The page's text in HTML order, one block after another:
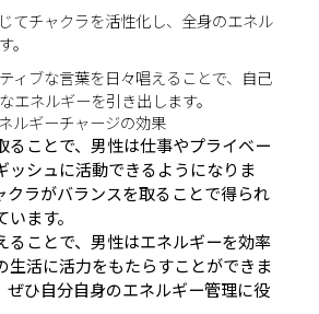
てチャクラを活性化し、全身のエネル
。
ィブな言葉を日々唱えることで、自己
エネルギーを引き出します。
ルギーチャージの効果
ることで、男性は仕事やプライベー
ッシュに活動できるようになりま
クラがバランスを取ることで得られ
ます。
ることで、男性はエネルギーを効率
生活に活力をもたらすことができま
ぜひ自分自身のエネルギー管理に役